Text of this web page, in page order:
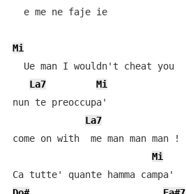
  e me ne faje ie
Mi
  Ue man I wouldn't cheat you
La7
Mi
nun te preoccupa'
La7
come on with  me man man man !
Mi